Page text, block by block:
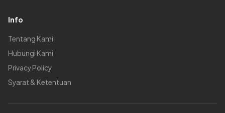
Info
Tentang Kami
Hubungi Kami
Privacy Policy
Syarat & Ketentuan